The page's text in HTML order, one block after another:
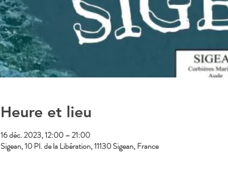
Heure et lieu
16 déc. 2023, 12:00 – 21:00
Sigean, 10 Pl. de la Libération, 11130 Sigean, France